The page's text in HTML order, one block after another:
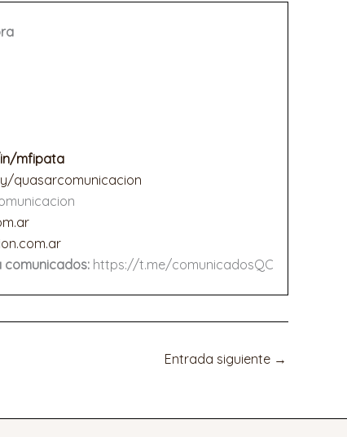
mfipata
quasarcomunicacion
comunicados: https://t.me/comunicadosQC
Entrada siguiente →